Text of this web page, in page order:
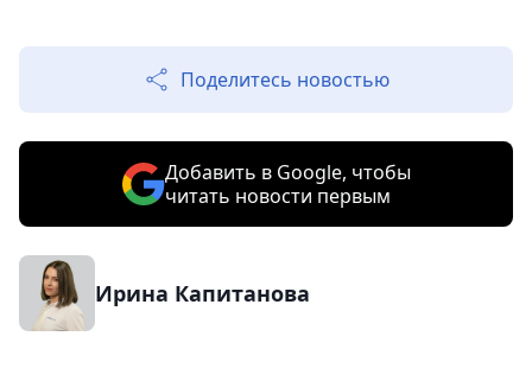
Поделитесь новостью
Добавить в Google, чтобы
читать новости первым
Ирина Капитанова